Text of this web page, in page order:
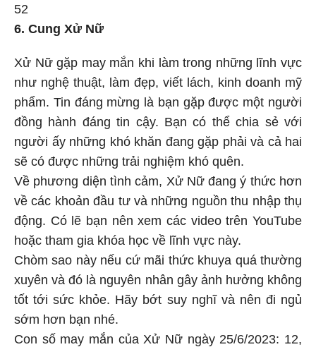
52
6. Cung Xử Nữ
Xử Nữ gặp may mắn khi làm trong những lĩnh vực
như nghệ thuật, làm đẹp, viết lách, kinh doanh mỹ
phẩm. Tin đáng mừng là bạn gặp được một người
đồng hành đáng tin cậy. Bạn có thể chia sẻ với
người ấy những khó khăn đang gặp phải và cả hai
sẽ có được những trải nghiệm khó quên.
Về phương diện tình cảm, Xử Nữ đang ý thức hơn
về các khoản đầu tư và những nguồn thu nhập thụ
động. Có lẽ bạn nên xem các video trên YouTube
hoặc tham gia khóa học về lĩnh vực này.
Chòm sao này nếu cứ mãi thức khuya quá thường
xuyên và đó là nguyên nhân gây ảnh hưởng không
tốt tới sức khỏe. Hãy bớt suy nghĩ và nên đi ngủ
sớm hơn bạn nhé.
Con số may mắn của Xử Nữ ngày 25/6/2023: 12,